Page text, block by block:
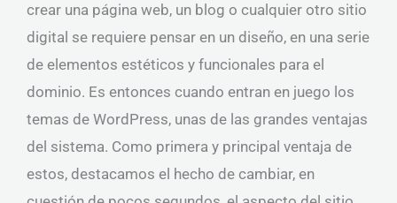
crear una página web, un blog o cualquier otro sitio
digital se requiere pensar en un diseño, en una serie
de elementos estéticos y funcionales para el
dominio. Es entonces cuando entran en juego los
temas de WordPress, unas de las grandes ventajas
del sistema. Como primera y principal ventaja de
estos, destacamos el hecho de cambiar, en